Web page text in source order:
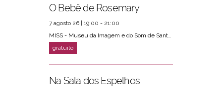
O Bebê de Rosemary
7 agosto 26 | 19:00 - 21:00
MISS - Museu da Imagem e do Som de Santos
Na Sala dos Espelhos